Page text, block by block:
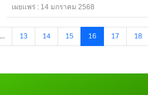
เผยแพร่ : 14 มกราคม 2568
... 13 14 15 16 17 18